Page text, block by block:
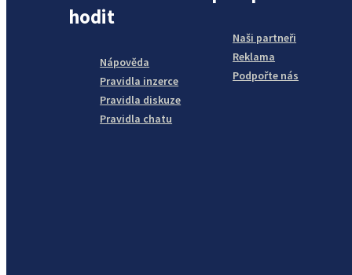
hodit
Nápověda
Pravidla inzerce
Pravidla diskuze
Pravidla chatu
Naši partneři
Reklama
Podpořte nás